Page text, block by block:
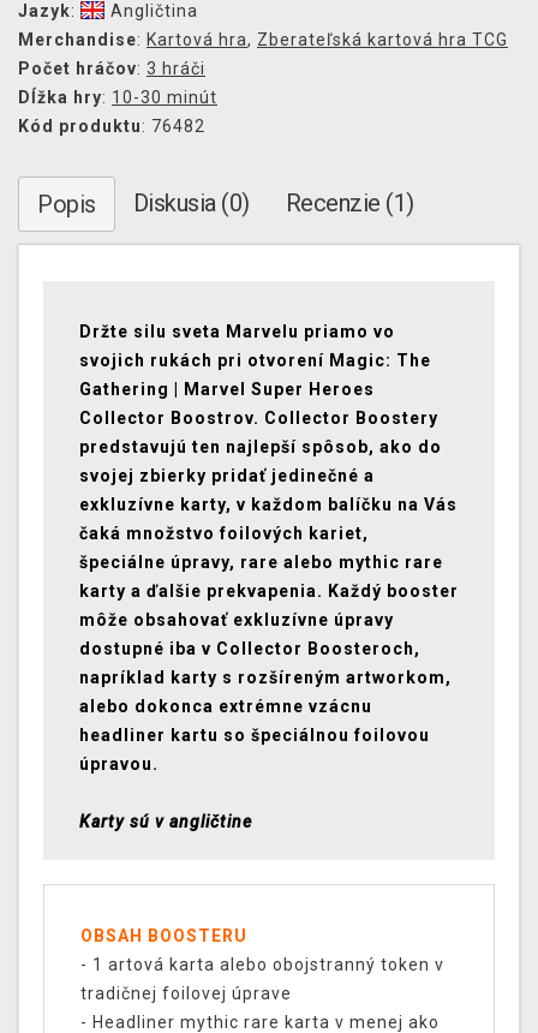
Jazyk:
Angličtina
Merchandise: Kartová hra, Zberateľská kartová hra TCG
Počet hráčov: 3 hráči
Dĺžka hry: 10-30 minút
Kód produktu: 76482
Popis Diskusia (0) Recenzie (1)
Držte silu sveta Marvelu priamo vo
svojich rukách pri otvorení Magic: The
Gathering | Marvel Super Heroes
Collector Boostrov. Collector Boostery
predstavujú ten najlepší spôsob, ako do
svojej zbierky pridať jedinečné a
exkluzívne karty, v každom balíčku na Vás
čaká množstvo foilových kariet,
špeciálne úpravy, rare alebo mythic rare
karty a ďalšie prekvapenia. Každý booster
môže obsahovať exkluzívne úpravy
dostupné iba v Collector Boosteroch,
napríklad karty s rozšíreným artworkom,
alebo dokonca extrémne vzácnu
headliner kartu so špeciálnou foilovou
úpravou.
Karty sú v angličtine
OBSAH BOOSTERU
- 1 artová karta alebo obojstranný token v
tradičnej foilovej úprave
- Headliner mythic rare karta v menej ako